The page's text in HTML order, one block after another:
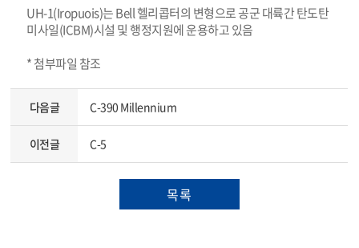
UH-1(Iropuois)는 Bell 헬리콥터의 변형으로 공군 대륙간 탄도탄
미사일(ICBM)시설 및 행정지원에 운용하고 있음
* 첨부파일 참조
다음글 C-390 Millennium
이전글 C-5
목록